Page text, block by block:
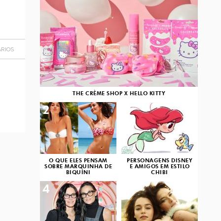
THE CRÈME SHOP X HELLO KITTY
O QUE ELES PENSAM
SOBRE MARQUINHA DE
BIQUÍNI
2
PERSONAGENS DISNEY
E AMIGOS EM ESTILO
CHIBI
3
4